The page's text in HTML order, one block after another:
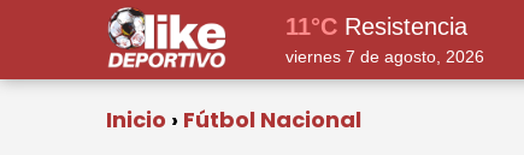
11°CResistencia
viernes 7 de agosto, 2026
Inicio Fútbol Nacional